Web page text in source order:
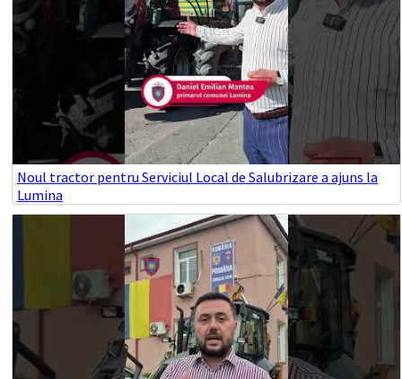
Noul tractor pentru Serviciul Local de Salubrizare a ajuns la
Lumina